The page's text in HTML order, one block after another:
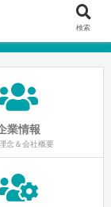
業情報
念＆会社概要
検索